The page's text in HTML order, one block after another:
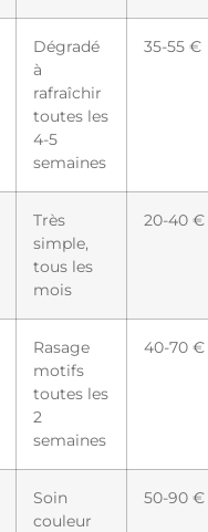
Dégradé
à
rafraîchir
toutes les
4-5
semaines
35-55 €
Très
simple,
tous les
mois
20-40 €
Rasage
motifs
toutes les
2
semaines
40-70 €
Soin
couleur
50-90 €